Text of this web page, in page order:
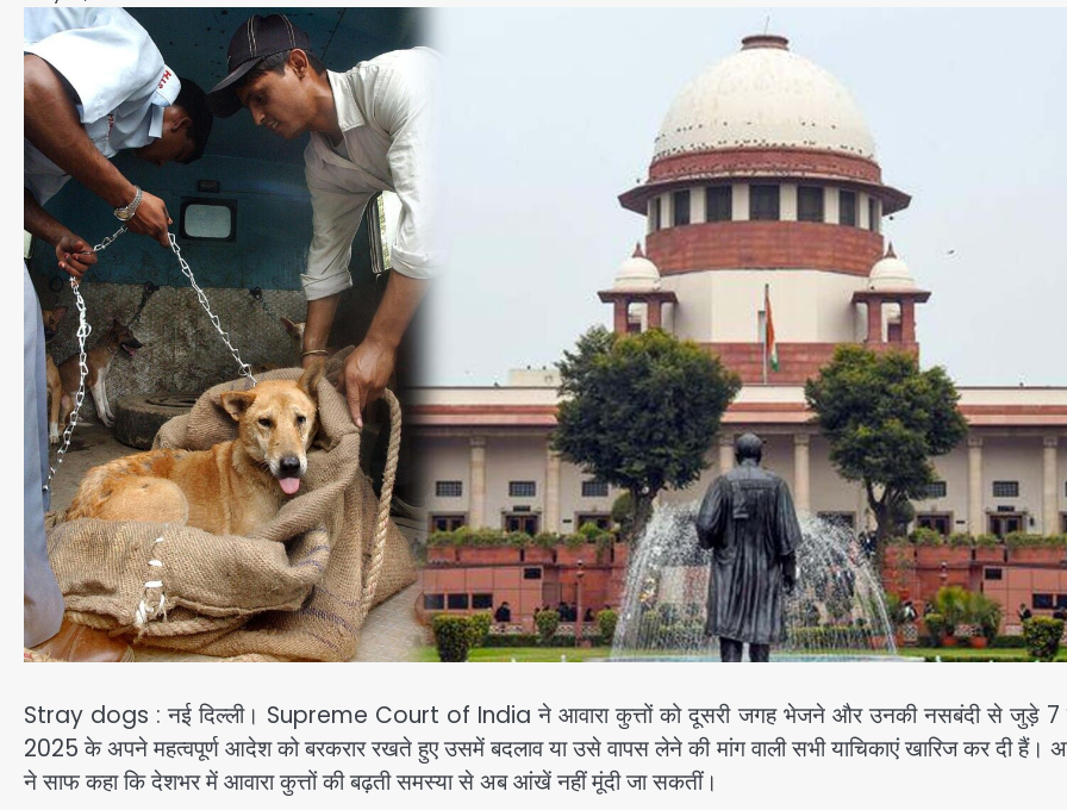
Stray dogs : नई दिल्ली। Supreme Court of India ने आवारा कुत्तों को दूसरी जगह भेजने और उनकी नसबंदी से जुड़े 7
2025 के अपने महत्वपूर्ण आदेश को बरकरार रखते हुए उसमें बदलाव या उसे वापस लेने की मांग वाली सभी याचिकाएं खारिज कर दी हैं।
ने साफ कहा कि देशभर में आवारा कुत्तों की बढ़ती समस्या से अब आंखें नहीं मूंदी जा सकतीं।